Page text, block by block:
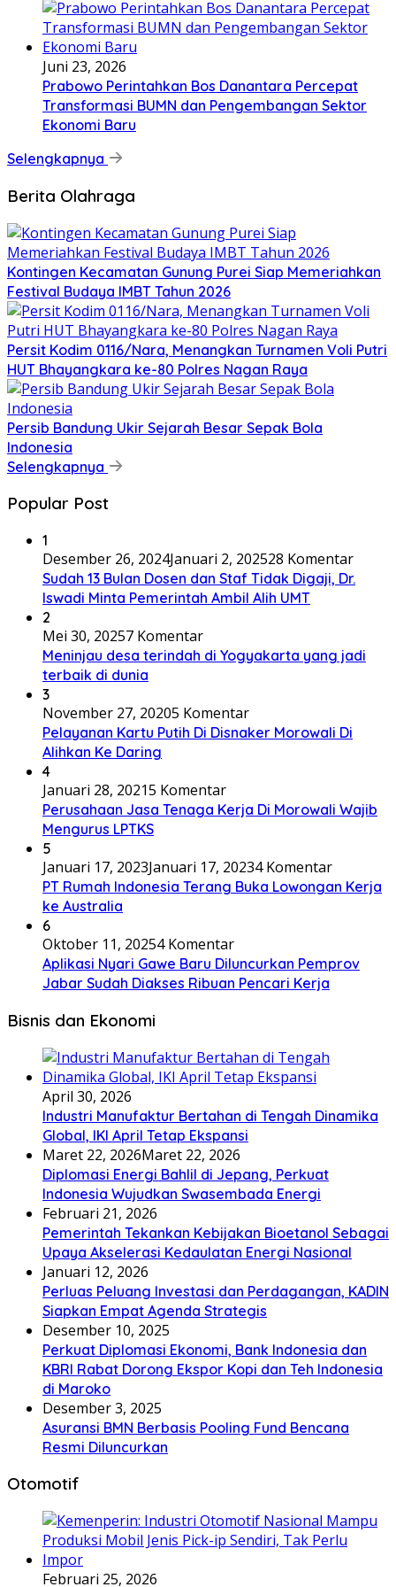
Juni 23, 2026
Prabowo Perintahkan Bos Danantara Percepat
Transformasi BUMN dan Pengembangan Sektor
Ekonomi Baru
Selengkapnya
Berita Olahraga
Kontingen Kecamatan Gunung Purei Siap Memeriahkan
Festival Budaya IMBT Tahun 2026
Persit Kodim 0116/Nara, Menangkan Turnamen Voli Putri
HUT Bhayangkara ke-80 Polres Nagan Raya
Persib Bandung Ukir Sejarah Besar Sepak Bola
Indonesia
Selengkapnya
Popular Post
1
Desember 26, 2024Januari 2, 202528 Komentar
Sudah 13 Bulan Dosen dan Staf Tidak Digaji, Dr.
Iswadi Minta Pemerintah Ambil Alih UMT
2
Mei 30, 20257 Komentar
Meninjau desa terindah di Yogyakarta yang jadi
terbaik di dunia
3
November 27, 20205 Komentar
Pelayanan Kartu Putih Di Disnaker Morowali Di
Alihkan Ke Daring
4
Januari 28, 20215 Komentar
Perusahaan Jasa Tenaga Kerja Di Morowali Wajib
Mengurus LPTKS
5
Januari 17, 2023Januari 17, 20234 Komentar
PT Rumah Indonesia Terang Buka Lowongan Kerja
ke Australia
6
Oktober 11, 20254 Komentar
Aplikasi Nyari Gawe Baru Diluncurkan Pemprov
Jabar Sudah Diakses Ribuan Pencari Kerja
Bisnis dan Ekonomi
April 30, 2026
Industri Manufaktur Bertahan di Tengah Dinamika
Global, IKI April Tetap Ekspansi
Maret 22, 2026Maret 22, 2026
Diplomasi Energi Bahlil di Jepang, Perkuat
Indonesia Wujudkan Swasembada Energi
Februari 21, 2026
Pemerintah Tekankan Kebijakan Bioetanol Sebagai
Upaya Akselerasi Kedaulatan Energi Nasional
Januari 12, 2026
Perluas Peluang Investasi dan Perdagangan, KADIN
Siapkan Empat Agenda Strategis
Desember 10, 2025
Perkuat Diplomasi Ekonomi, Bank Indonesia dan
KBRI Rabat Dorong Ekspor Kopi dan Teh Indonesia
di Maroko
Desember 3, 2025
Asuransi BMN Berbasis Pooling Fund Bencana
Resmi Diluncurkan
Otomotif
Februari 25, 2026